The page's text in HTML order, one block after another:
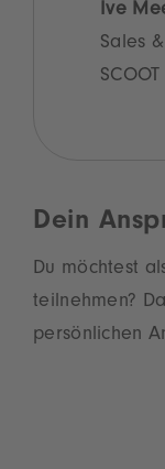
Ive
Sales
Dein
Du möchtest
teilnehmen?
persönlichen